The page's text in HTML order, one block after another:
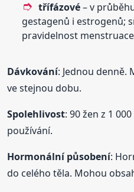
třífázové– v
gestagenů i estrogenů;
pravidelnost menstruace
Dávkování: Jednou denně.
ve stejnou dobu.
Spolehlivost: 90 žen z 1
používání.
Hormonální působení:
do celého těla. Mohou